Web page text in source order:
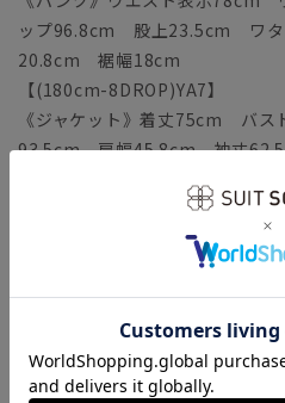
ップ96.8cm 股上23.5cm ワ
20.8cm 裾幅18cm
【(180cm-8DROP)YA7】
《ジャケット》着丈75cm バ
93.5cm 肩幅45.8cm 袖丈
ップ98.8cm 股上24cm ワタ
【(160cm-6DROP)A3】
《ジャケット》着丈67cm バ
87.5cm 肩幅43.6cm 袖丈
《パンツ》ウエスト表示76cm